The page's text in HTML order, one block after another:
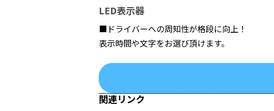
LED表示器
■ドライバーへの周知性が格段に向上！
表示時間や文字をお選び頂けます。
関連リンク